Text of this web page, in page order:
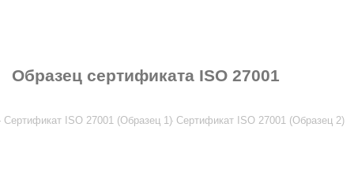
Образец сертификата ISO 27001
Сертификат ISO 27001 (Образец 1) Сертификат ISO 27001 (Образец 2)